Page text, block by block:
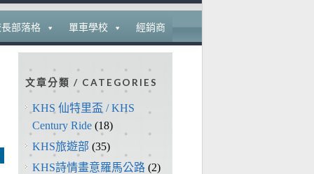
部落格 單車學校 經銷商
文章分類 / CATEGORIES
KHS 仙特里盃 / KHS
Century Ride (18)
KHS旅遊部 (35)
KHS詩情畫意羅馬公路 (2)